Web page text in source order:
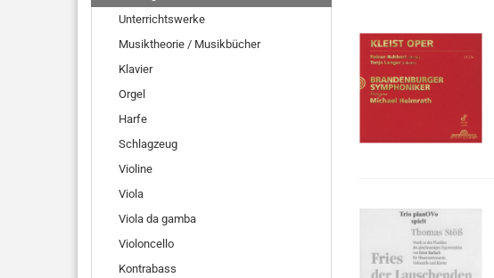
Unterrichtswerke
Musiktheorie / Musikbücher
Klavier
Orgel
Harfe
Schlagzeug
Violine
Viola
Viola da gamba
Violoncello
Kontrabass